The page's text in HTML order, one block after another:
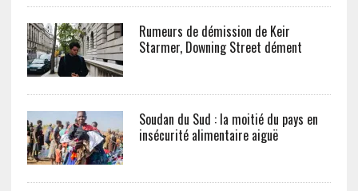
Rumeurs de démission de Keir
Starmer, Downing Street dément
Soudan du Sud : la moitié du pays en
insécurité alimentaire aiguë